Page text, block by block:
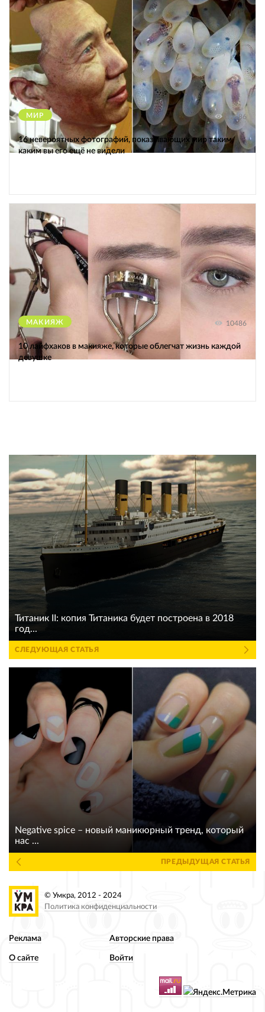
МИР 12586
16 невероятных фотографий, показывающих мир таким,
каким вы его ещё не видели
МАКИЯЖ 10486
10 лайфхаков в макияже, которые облегчат жизнь каждой
девушке
Титаник II: копия Титаника будет построена в 2018
год...
СЛЕДУЮЩАЯ СТАТЬЯ
Negative spice – новый маникюрный тренд, который
нас ...
ПРЕДЫДУЩАЯ СТАТЬЯ
Реклама Авторские права
О сайте Войти
© Умкра, 2012 - 2024
Политика конфиденциальности